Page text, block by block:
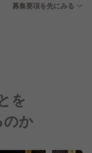
募集要項を先にみる
を
か